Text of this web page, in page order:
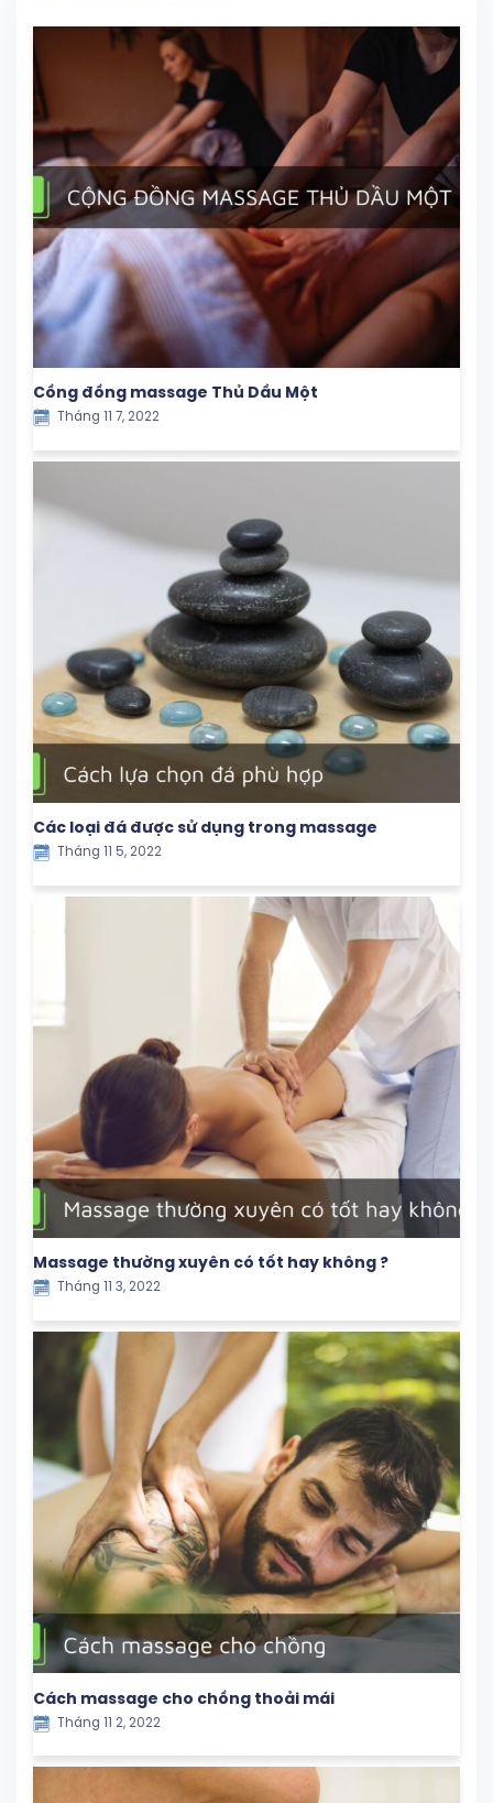
Cồng đồng massage Thủ Dầu Một
Tháng 11 7, 2022
Các loại đá được sử dụng trong massage
Tháng 11 5, 2022
Massage thường xuyên có tốt hay không ?
Tháng 11 3, 2022
Cách massage cho chồng thoải mái
Tháng 11 2, 2022